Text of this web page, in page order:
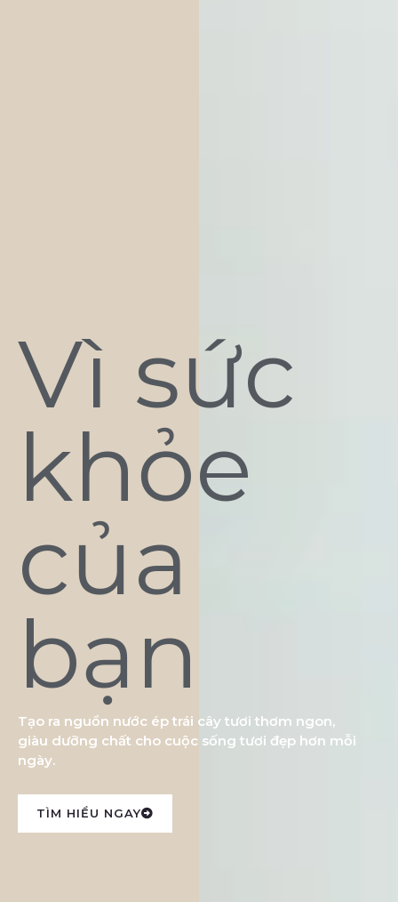
Vì sức
khỏe
của
bạn
Tạo ra nguồn nước ép trái cây tươi thơm ngon,
giàu dưỡng chất cho cuộc sống tươi đẹp hơn mỗi
ngày.
TÌM HIỂU NGAY